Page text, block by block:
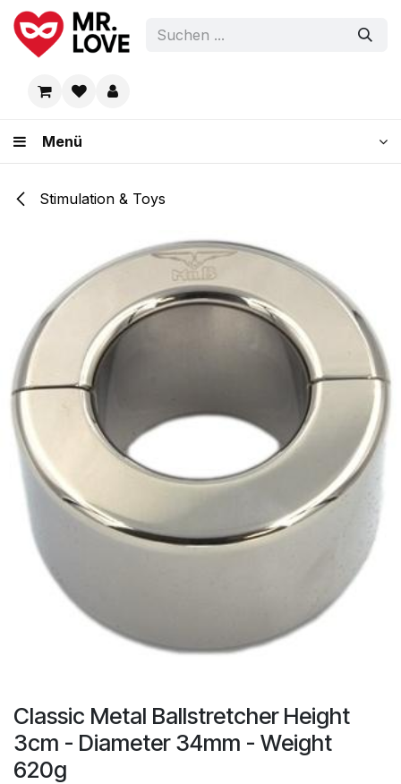
Zum Inhalt springen
Menü
Stimulation & Toys
Classic Metal Ballstretcher Height
3cm - Diameter 34mm - Weight
620g